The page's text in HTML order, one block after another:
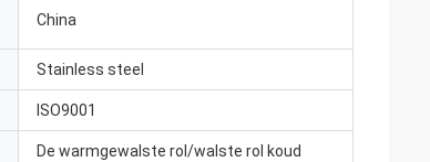
China
Stainless steel
ISO9001
De warmgewalste rol/walste rol koud